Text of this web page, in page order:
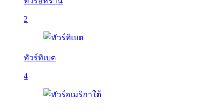
2
ทัวร์ทิเบต
4